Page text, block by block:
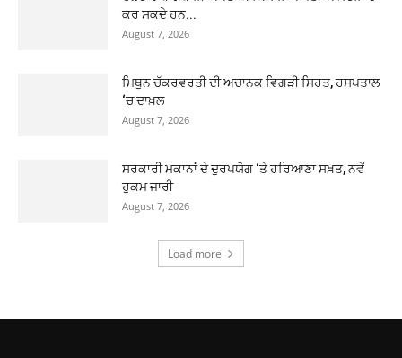
ਕਰ ਸਕਦੇ ਹਨ...
August 7, 2026
ਮਿਥੁਨ ਚੱਕਰਵਰਤੀ ਦੀ ਅਚਾਨਕ ਵਿਗੜੀ ਸਿਹਤ, ਹਸਪਤਾਲ
‘ਚ ਦਾਖ਼ਲ
August 7, 2026
ਸਰਕਾਰੀ ਮਕਾਨਾਂ ਦੇ ਦੁਰਪਯੋਗ ‘ਤੇ ਹਰਿਆਣਾ ਸਖ਼ਤ, ਨਵੇਂ
ਹੁਕਮ ਜਾਰੀ
August 7, 2026
Load more